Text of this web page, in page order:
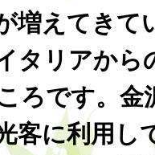
増えてきて
タリアから
ろです。金
客に利用し